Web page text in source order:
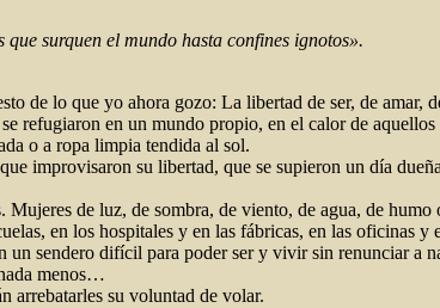
surquen el mundo hasta confines ignotos».
de lo que yo ahora gozo: La libertad de ser, de amar,
refugiaron en un mundo propio, en el calor de
o a ropa limpia tendida al sol.
improvisaron su libertad, que se supieron un día
de luz, de sombra, de viento, de agua, de
en los hospitales y en las fábricas, en las oficinas
sendero difícil para poder ser y vivir sin renunciar a
menos…
arrebatarles su voluntad de volar.